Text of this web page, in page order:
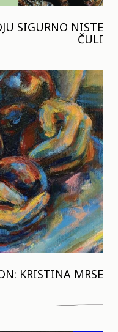
SIGURNO NISTE
ČULI
KRISTINA MRSE